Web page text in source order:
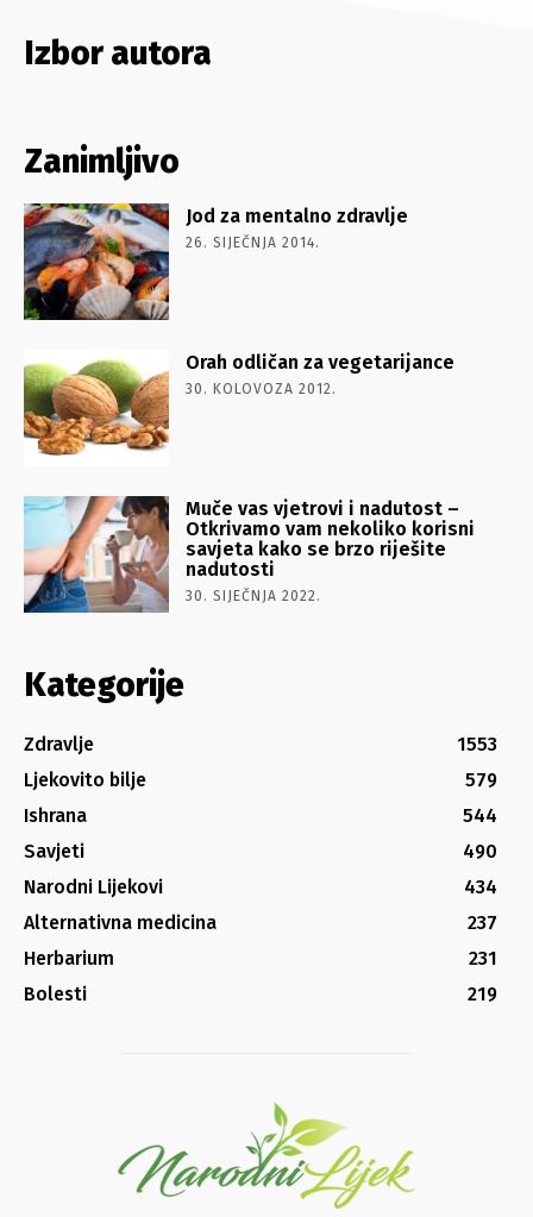
Izbor autora
Zanimljivo
Jod za mentalno zdravlje
26. SIJEČNJA 2014.
Orah odličan za vegetarijance
30. KOLOVOZA 2012.
Muče vas vjetrovi i nadutost –
Otkrivamo vam nekoliko korisni
savjeta kako se brzo riješite
nadutosti
30. SIJEČNJA 2022.
Kategorije
Zdravlje
1553
Ljekovito bilje
579
Ishrana
544
Savjeti
490
Narodni Lijekovi
434
Alternativna medicina
237
Herbarium
231
Bolesti
219